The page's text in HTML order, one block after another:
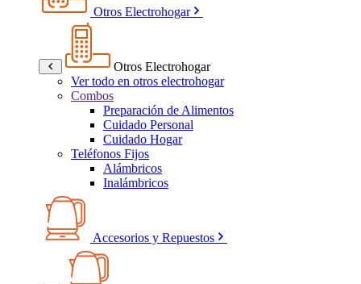
Otros Electrohogar
Otros Electrohogar
Ver todo en otros electrohogar
Combos
Preparación de Alimentos
Cuidado Personal
Cuidado Hogar
Teléfonos Fijos
Alámbricos
Inalámbricos
Accesorios y Repuestos